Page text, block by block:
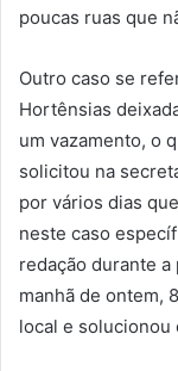
poucas ruas que
Outro caso se
Hortênsias
um vazamento, o
solicitou na
por vários dias
neste caso
redação durante
manhã de ontem,
local e solucionou